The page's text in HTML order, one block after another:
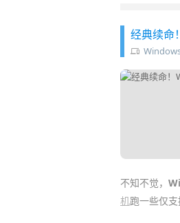
经典续命
不知不觉，
机跑一些仅